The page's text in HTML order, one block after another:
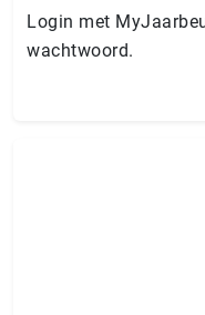
Login met
wachtwoord.